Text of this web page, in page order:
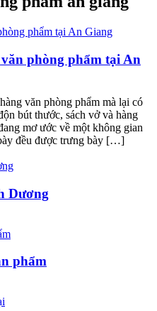
phòng phẩm tại An
văn phòng phẩm mà lại có
bút thước, sách vở và hàng
mơ ước về một không gian
đều được trưng bày […]
Dương
phẩm